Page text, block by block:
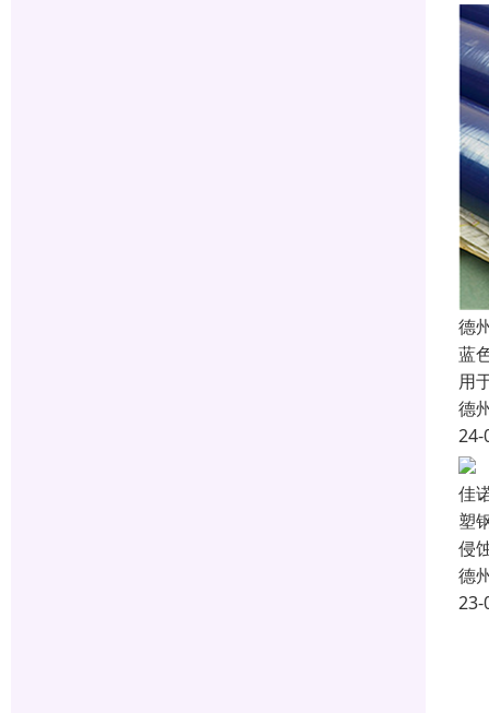
德
蓝
用
德
24-
佳
塑
侵
德
23-